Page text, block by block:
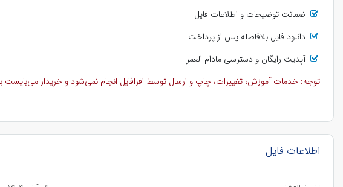
ضمانت توضیحات و اطلاعات فایل
دانلود فایل بلافاصله پس از پرداخت
آپدیت رایگان و دسترسی مادام العمر
توجه: خدمات آموزش، تغییرات، چاپ و ارسال توسط افرافایل انجام نمی‌شود و خریدار می‌بایست
اطلاعات فایل